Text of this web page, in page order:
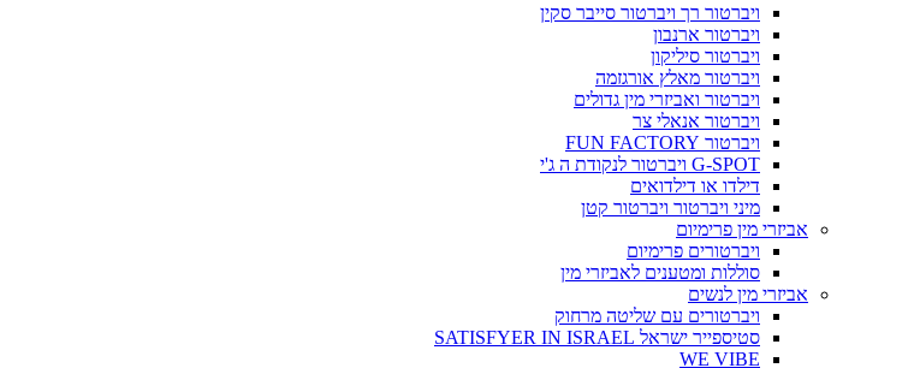
ויברטור רך ויברטור סייבר סקין
ויברטור ארנבון
ויברטור סיליקון
ויברטור מאלץ אורגזמה
ויברטור ואביזרי מין גדולים
ויברטור אנאלי צר
ויברטור FUN FACTORY
G-SPOT ויברטור לנקודת ה ג'י
דילדו או דילדואים
מיני ויברטור ויברטור קטן
אביזרי מין פרימיום
ויברטורים פרימיום
סוללות ומטענים לאביזרי מין
אביזרי מין לנשים
ויברטורים עם שליטה מרחוק
סטיספייר ישראל SATISFYER IN ISRAEL
WE VIBE